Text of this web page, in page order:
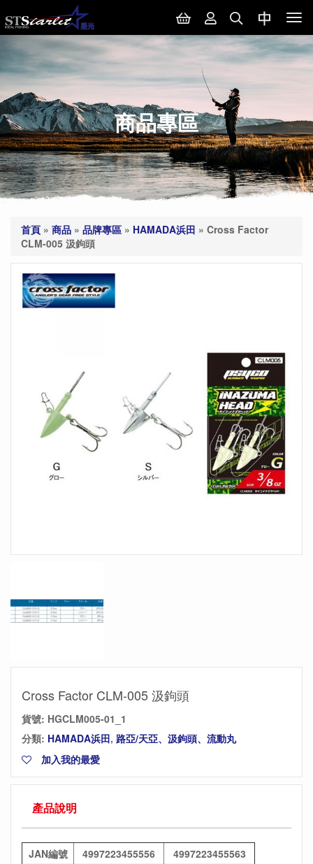
商品專區
首頁 » 商品 » 品牌專區 » HAMADA浜田 » Cross Factor
CLM-005 汲鉤頭
Cross Factor CLM-005 汲鉤頭
貨號: HGCLM005-01_1
分類: HAMADA浜田, 路亞/天亞、汲鉤頭、流動丸
加入我的最愛
產品說明
JAN編號 4997223455556
4997223455563